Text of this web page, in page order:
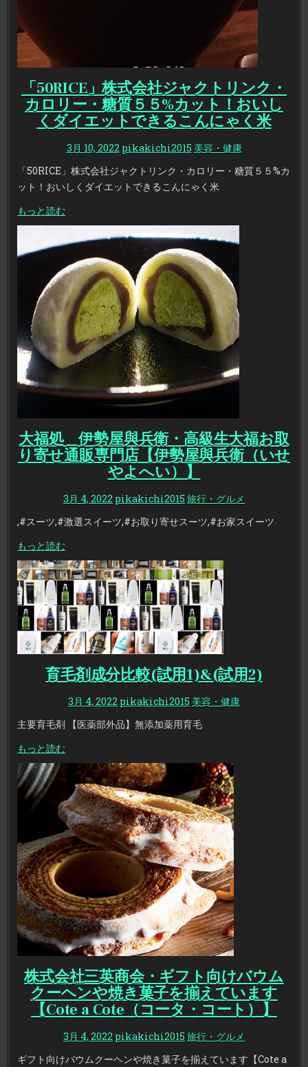
「50RICE」株式会社ジャクトリンク・
カロリー・糖質５５%カット！おいし
くダイエットできるこんにゃく米
3月 10, 2022 pikakichi2015 美容・健康
「50RICE」株式会社ジャクトリンク・カロリー・糖質５５%カ
ット！おいしくダイエットできるこんにゃく米
もっと読む
大福処＿伊勢屋與兵衛・高級生大福お取
り寄せ通販専門店【伊勢屋與兵衛（いせ
やよへい）】
3月 4, 2022 pikakichi2015 旅行・グルメ
,#スーツ,#激選スイーツ,#お取り寄せスーツ,#お家スイーツ
もっと読む
育毛剤成分比較(試用1)&(試用2)
3月 4, 2022 pikakichi2015 美容・健康
主要育毛剤 【医薬部外品】無添加薬用育毛
もっと読む
株式会社三英商会・ギフト向けバウム
クーヘンや焼き菓子を揃えています
【Cote a Cote（コータ・コート）】
3月 4, 2022 pikakichi2015 旅行・グルメ
ギフト向けバウムクーヘンや焼き菓子を揃えています【Cote a